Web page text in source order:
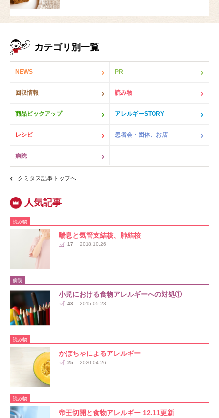
カテゴリ別一覧
NEWS PR
回収情報 読み物
商品ピックアップ アレルギーSTORY
レシピ 患者会・団体、お店
病院
クミタス記事トップへ
読み物
喘息と気管支結核、肺結核
17 2018.10.26
病院
小児における食物アレルギーへの対処①
43 2015.05.23
読み物
かぼちゃによるアレルギー
25 2020.04.26
読み物
帝王切開と食物アレルギー 12.11更新